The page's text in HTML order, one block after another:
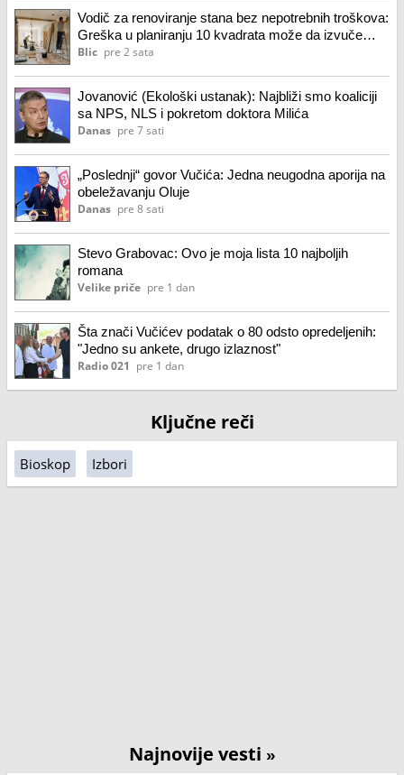
Vodič za renoviranje stana bez nepotrebnih troškova:
Greška u planiranju 10 kvadrata može da izvuče
7.000 evra iz džepa!
Blic pre 2 sata
Jovanović (Ekološki ustanak): Najbliži smo koaliciji
sa NPS, NLS i pokretom doktora Milića
Danas pre 7 sati
„Poslednji“ govor Vučića: Jedna neugodna aporija na
obeležavanju Oluje
Danas pre 8 sati
Stevo Grabovac: Ovo je moja lista 10 najboljih
romana
Velike priče pre 1 dan
Šta znači Vučićev podatak o 80 odsto opredeljenih:
"Jedno su ankete, drugo izlaznost"
Radio 021 pre 1 dan
Ključne reči
Bioskop Izbori
Najnovije vesti »